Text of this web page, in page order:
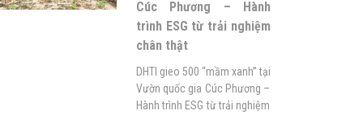
độc […]
Cúc Phương – Hành
trình ESG từ trải nghiệm
chân thật
DHTI gieo 500 “mầm xanh” tại
Vườn quốc gia Cúc Phương –
Hành trình ESG từ trải nghiệm